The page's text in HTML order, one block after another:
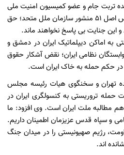
تربت جام و عضو کمیسیون امنیت ملی
و سیاست خارجی گفت: بر اساس اصل ۵۱ منشور سازمان ملل متحد؛ حق
این جنایت بی پاسخ نخواهند ماند.
به اماکن دیپلماتیک ایران در دمشق و
نظامی ایران؛ نقض آشکار حقوق
در حکم حمله به خاک ایران است.
تهران و سخنگوی هیات رئیسه مجلس
حمله تروریستی به کنسولگری ایران در
مطالبه ملت ایران است. وی افزود: ما
و سپاه قدس عزیزمان اطمینان داریم.
رژیم صهیونیستی را در میدان جنگ
اند.